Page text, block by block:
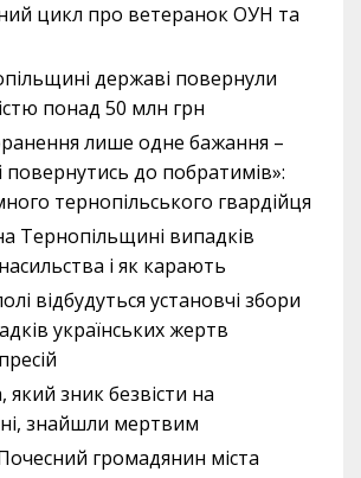
цикл про ветеранок ОУН та
державі повернули
понад 50 млн грн
лише одне бажання –
повернутись до побратимів»:
тернопільського гвардійця
Тернопільщині випадків
і як карають
відбудуться установчі збори
українських жертв
який зник безвісти на
знайшли мертвим
громадянин міста